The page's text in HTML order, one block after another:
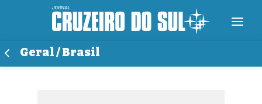
Geral / Brasil